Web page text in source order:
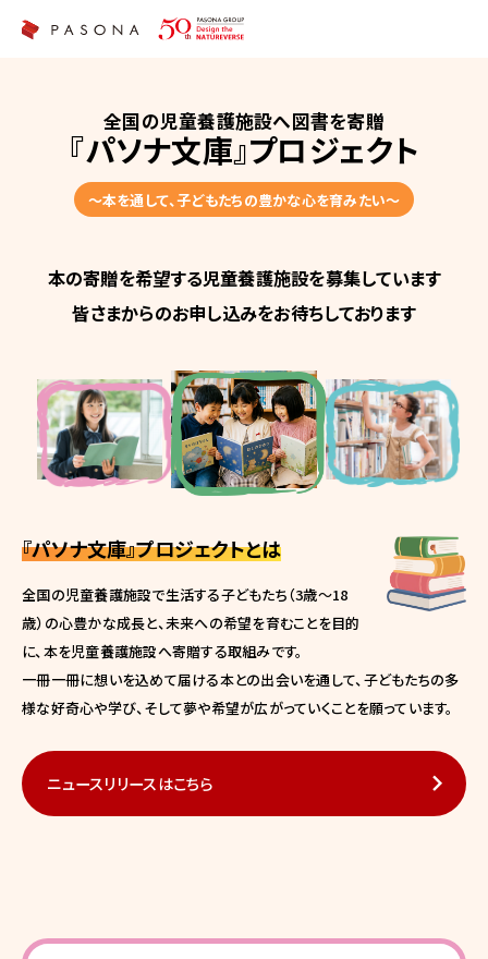
全国の児童養護施設へ図書を寄贈
『パソナ文庫』プロジェクト
～本を通して、子どもたちの豊かな心を育みたい～
本の寄贈を希望する児童養護施設を募集しています
皆さまからのお申し込みをお待ちしております
『パソナ文庫』プロジェクトとは
全国の児童養護施設で生活する子どもたち（3歳～18
歳）の心豊かな成長と、未来への希望を育むことを目的
に、本を児童養護施設へ寄贈する取組みです。
一冊一冊に想いを込めて届ける本との出会いを通して、子どもたちの多
様な好奇心や学び、そして夢や希望が広がっていくことを願っています。
ニュースリリースはこちら